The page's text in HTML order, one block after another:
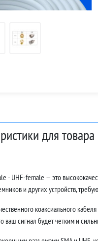
для
- UHF-female — это
и других устройств,
коаксиального
ваш сигнал будет четким и